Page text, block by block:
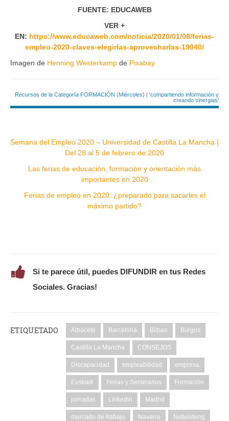
FUENTE: EDUCAWEB
VER +
EN: https://www.educaweb.com/noticia/2020/01/08/ferias-
empleo-2020-claves-elegirlas-aprovecharlas-19040/
Imagen de Henning Westerkamp de Pixabay
Recursos de la Categoría FORMACIÓN (Miércoles) | 'compartiendo información y
creando sinergias'
Semana del Empleo 2020 – Universidad de Castilla La Mancha |
Del 28 al 5 de febrero de 2020
Las ferias de educación, formación y orientación más
importantes en 2020
Ferias de empleo en 2020: ¿preparado para sacarles el
máximo partido?
Si te parece útil, puedes DIFUNDIR en tus Redes
Sociales. Gracias!
ETIQUETADO Albacete Barcelona Bilbao Burgos
Castilla La Mancha CONSEJOS
Discapacidad empleabilidad empresa
Euskadi Ferias y Seminarios Formación
jornadas Linkedin Madrid
mercado de trabajo Navarra Networking